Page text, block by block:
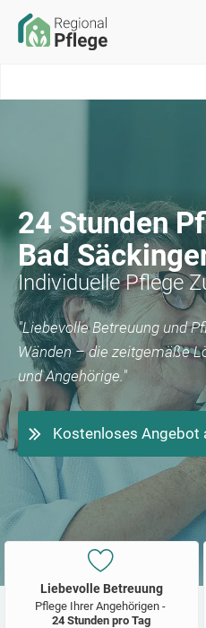
24 Stunden
Bad
Individuelle Pflege
"Liebevolle Betreuung und
Wänden – die zeitgemäße
und Angehörige."
Kostenloses Angebot
Liebevolle Betreuung
Pflege Ihrer Angehörigen -
24 Stunden pro Tag